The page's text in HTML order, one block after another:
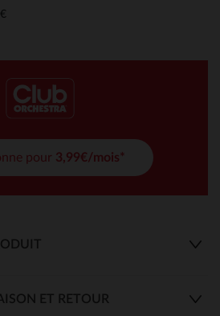
pour 3,99€/mois*
ET RETOUR